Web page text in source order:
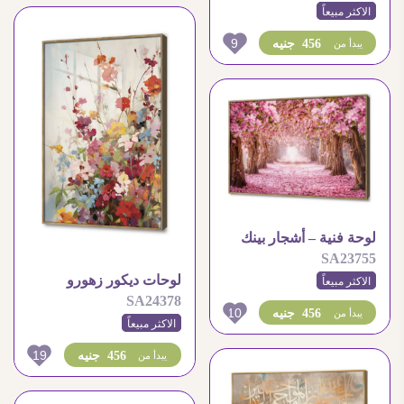
الاكثر مبيعاً
456 جنيه يبدأ من 9
لوحات ديكور زهورو
وورود ملونة
SA24378
الاكثر مبيعاً
456 جنيه يبدأ من 19
لوحة فنية – أشجار بينك
SA23755
الاكثر مبيعاً
456 جنيه يبدأ من 10